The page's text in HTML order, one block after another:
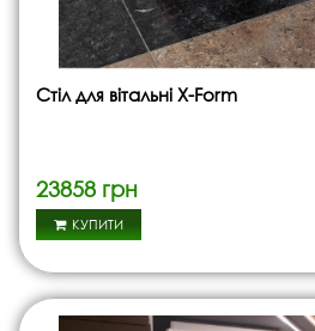
Стіл для вітальні X-Form
23858 грн
КУПИТИ